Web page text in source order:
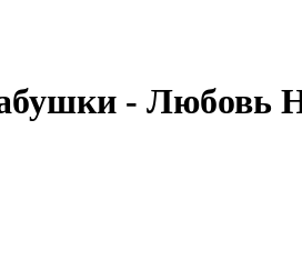
- Любовь